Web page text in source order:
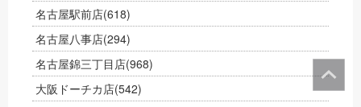
名古屋駅前店(618)
名古屋八事店(294)
名古屋錦三丁目店(968)
大阪ドーチカ店(542)